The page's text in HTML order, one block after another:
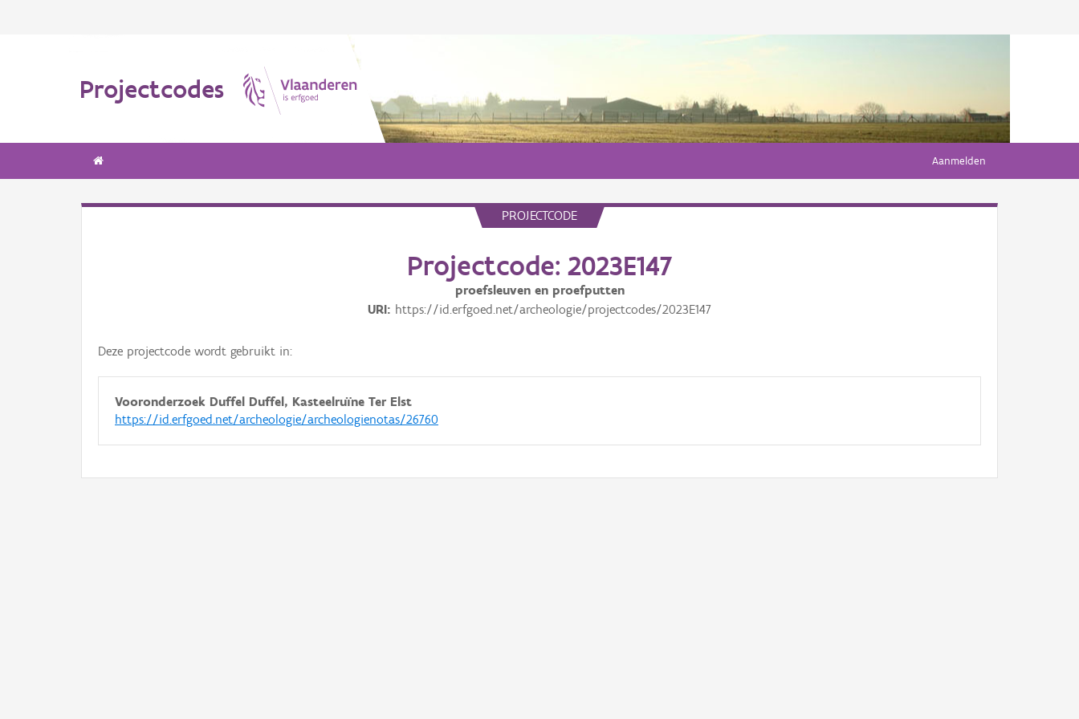
Projectcodes
Aanmelden
PROJECTCODE
Projectcode: 2023E147
proefsleuven en proefputten
URI https://id.erfgoed.net/archeologie/projectcodes/2023E147
Deze projectcode wordt gebruikt in:
Vooronderzoek Duffel Duffel, Kasteelruïne Ter Elst
https://id.erfgoed.net/archeologie/archeologienotas/26760